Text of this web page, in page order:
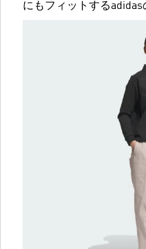
にもフィットするadidas